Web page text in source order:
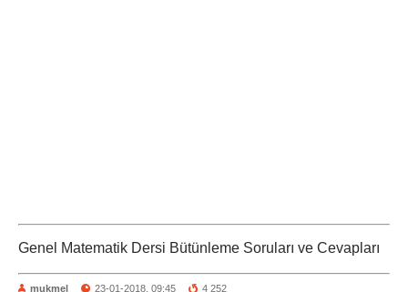
Genel Matematik Dersi Bütünleme Soruları ve Cevapları
mukmel 23-01-2018, 09:45 4 252